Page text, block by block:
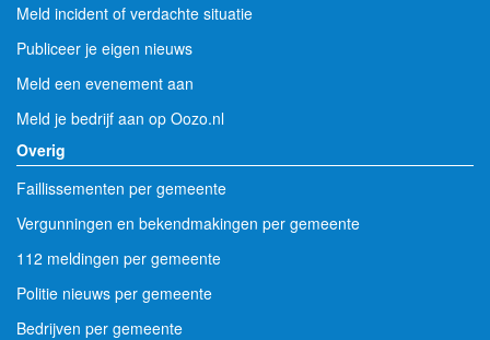
Meld incident of verdachte situatie
Publiceer je eigen nieuws
Meld een evenement aan
Meld je bedrijf aan op Oozo.nl
Overig
Faillissementen per gemeente
Vergunningen en bekendmakingen per gemeente
112 meldingen per gemeente
Politie nieuws per gemeente
Bedrijven per gemeente